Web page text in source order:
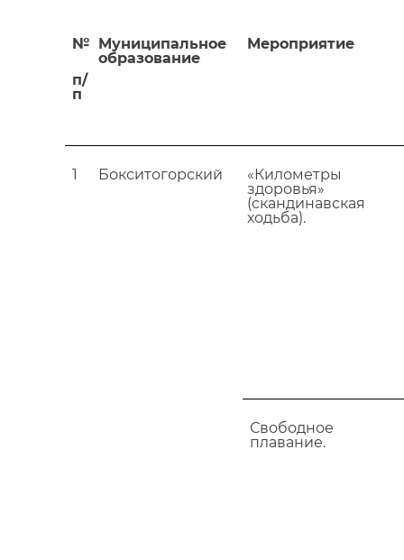
№
п/
п
Муниципальное
образование
Мероприятие
1 Бокситогорский
«Километры
здоровья»
(скандинавская
ходьба).
Свободное
плавание.
140912405_6216
Поделиться